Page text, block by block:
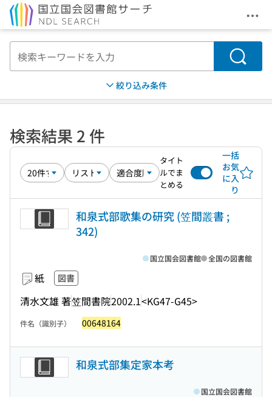
メ
検索
絞り込み条件
検索結果 2 件
タイト
ルでま
とめる
一括
お気
に入
り
和泉式部歌集の研究 (笠間叢書 ;
342)
紙 図書
清水文雄 著笠間書院2002.1<KG47-G45>
国立国会図書館 全国の図書館
件名（識別子） 00648164
和泉式部集定家本考
国立国会図書館